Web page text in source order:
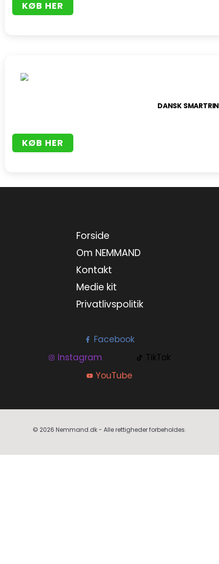
KØB HER
DANSK
KØB HER
Forside
Om NEMMAND
Kontakt
Medie kit
Privatlivspolitik
Facebook
Instagram
TikTok
YouTube
© 2026 Nemmand.dk - Alle rettigheder forbeholdes.